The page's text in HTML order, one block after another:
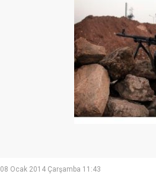
08 Ocak 2014 Çarşamba 11:43